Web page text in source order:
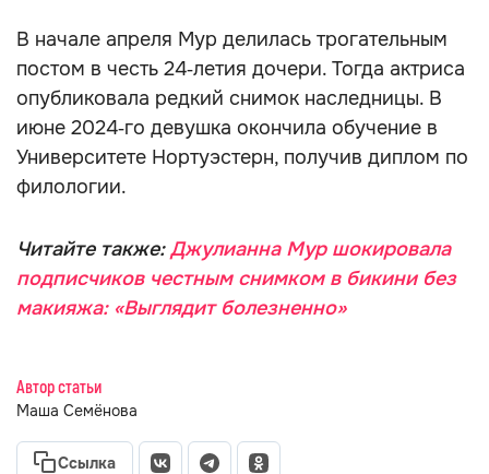
В начале апреля Мур делилась трогательным
постом в честь 24‑летия дочери. Тогда актриса
опубликовала редкий снимок наследницы. В
июне 2024‑го девушка окончила обучение в
Университете Нортуэстерн, получив диплом по
филологии.
Читайте также:Джулианна Мур шокировала
подписчиков честным снимком в бикини без
макияжа: «Выглядит болезненно»
Автор статьи
Маша Семёнова
Ссылка